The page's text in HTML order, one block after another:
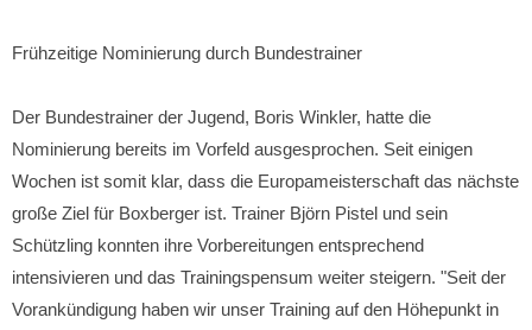
Frühzeitige Nominierung durch Bundestrainer
Der Bundestrainer der Jugend, Boris Winkler, hatte die
Nominierung bereits im Vorfeld ausgesprochen. Seit einigen
Wochen ist somit klar, dass die Europameisterschaft das nächste
große Ziel für Boxberger ist. Trainer Björn Pistel und sein
Schützling konnten ihre Vorbereitungen entsprechend
intensivieren und das Trainingspensum weiter steigern. "Seit der
Vorankündigung haben wir unser Training auf den Höhepunkt in